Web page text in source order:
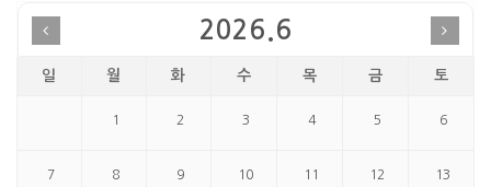
2026.6
일 월 화 수 목 금 토